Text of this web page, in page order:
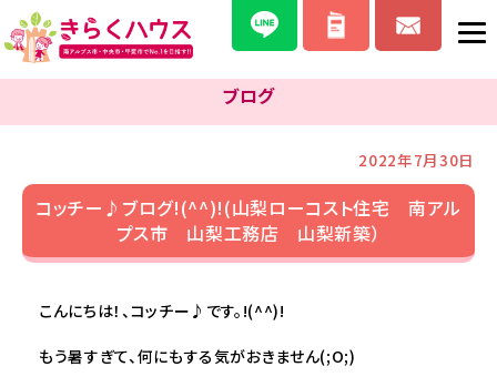
ブログ
2022年7月30日
コッチー♪ブログ!(^^)!(山梨ローコスト住宅 南アル
プス市 山梨工務店 山梨新築）
こんにちは！、コッチー♪です。!(^^)!
もう暑すぎて、何にもする気がおきません(;O;)